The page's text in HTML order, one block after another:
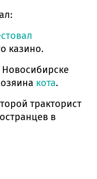
казино.
кота.
тракторист
в